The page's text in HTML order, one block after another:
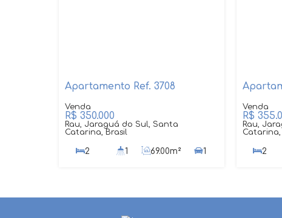
Apartamento Ref. 3708
R$ 350.000
Rau, Jaraguá do Sul, Santa
Catarina, Brasil
2 1 69.00m² 1
R$
Rau,
Catarina,
2